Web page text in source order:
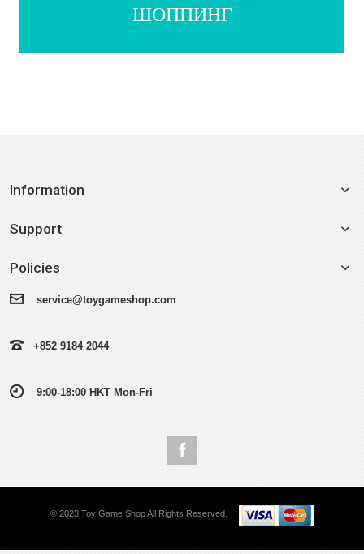
ШОППИНГ
Information
Support
Policies
service@toygameshop.com
+852 9184 2044
9:00-18:00 HKT Mon-Fri
© 2023 Toy Game Shop All Rights Reserved.